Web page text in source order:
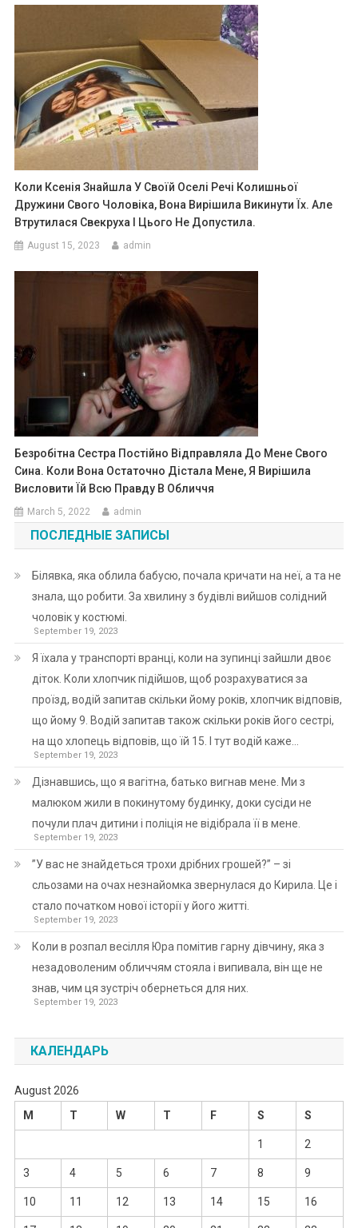
Коли Ксенія Знайшла У Своїй Оселі Речі Колишньої
Дружини Свого Чоловіка, Вона Вирішила Викинути Їх. Але
Втрутилася Свекруха І Цього Не Допустила.
August 15, 2023 admin
Безробітна Сестра Постійно Відправляла До Мене Свого
Сина. Коли Вона Остаточно Дістала Мене, Я Вирішила
Висловити Їй Всю Правду В Обличчя
March 5, 2022 admin
ПОСЛЕДНЫЕ ЗАПИСЫ
Білявка, яка облила бабусю, почала кричати на неї, а та не
знала, що робити. За хвилину з будівлі вийшов солідний
чоловік у костюмі.
September 19, 2023
Я їхала у транспорті вранці, коли на зупинці зайшли двоє
діток. Коли хлопчик підійшов, щоб розрахуватися за
проїзд, водій запитав скільки йому років, хлопчик відповів,
що йому 9. Водій запитав також скільки років його сестрі,
на що хлопець відповів, що їй 15. І тут водій каже…
September 19, 2023
Дізнавшись, що я вагітна, батько вигнав мене. Ми з
малюком жили в покинутому будинку, доки сусіди не
почули плач дитини і поліція не відібрала її в мене.
September 19, 2023
”У вас не знайдеться трохи дрібних грошей?” – зі
сльозами на очах незнайомка звернулася до Кирила. Це і
стало початком нової історії у його житті.
September 19, 2023
Коли в розпал весілля Юра помітив гарну дівчину, яка з
незадоволеним обличчям стояла і випивала, він ще не
знав, чим ця зустріч обернеться для них.
September 19, 2023
КАЛЕНДАРЬ
August 2026
M
T W T F S S
1 2
3 4 5 6 7 8 9
10 11 12 13 14 15 16